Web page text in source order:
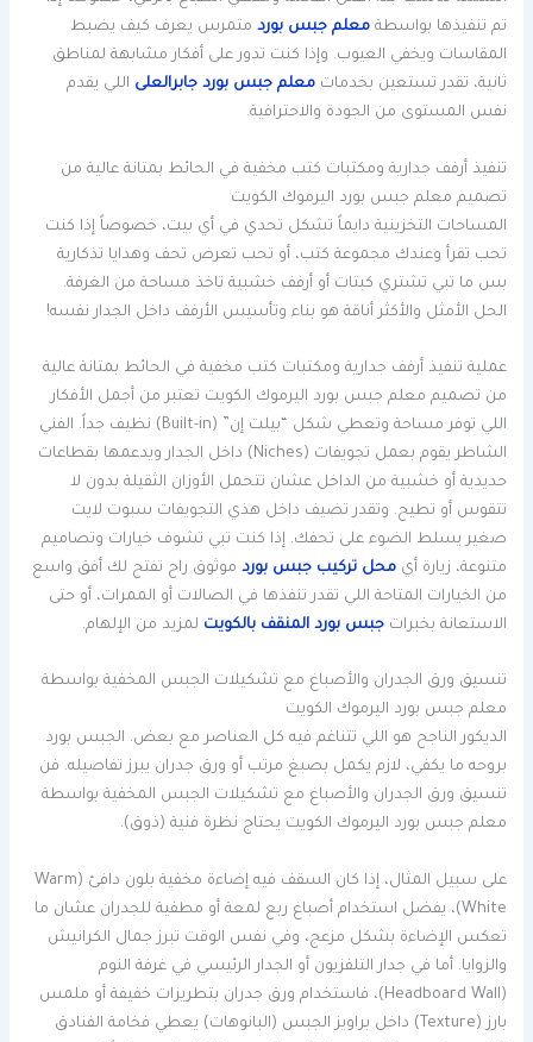
تم تنفيذها بواسطةمعلم جبس بورد متمرس يعرف كيف يضبط
المقاسات ويخفي العيوب. وإذا كنت تدور على أفكار مشابهة لمناطق
ثانية، تقدر تستعين بخدماتمعلم جبس بورد جابرالعلى اللي يقدم
نفس المستوى من الجودة والاحترافية.
تنفيذ أرفف جدارية ومكتبات كتب مخفية في الحائط بمتانة عالية من
تصميم معلم جبس بورد اليرموك الكويت
المساحات التخزينية دايماً تشكل تحدي في أي بيت، خصوصاً إذا كنت
تحب تقرأ وعندك مجموعة كتب، أو تحب تعرض تحف وهدايا تذكارية
بس ما تبي تشتري كبتات أو أرفف خشبية تاخذ مساحة من الغرفة.
الحل الأمثل والأكثر أناقة هو بناء وتأسيس الأرفف داخل الجدار نفسه!
عملية تنفيذ أرفف جدارية ومكتبات كتب مخفية في الحائط بمتانة عالية
من تصميم معلم جبس بورد اليرموك الكويت تعتبر من أجمل الأفكار
اللي توفر مساحة وتعطي شكل “بيلت إن” (Built-in) نظيف جداً. الفني
الشاطر يقوم بعمل تجويفات (Niches) داخل الجدار ويدعمها بقطاعات
حديدية أو خشبية من الداخل عشان تتحمل الأوزان الثقيلة بدون لا
تتقوس أو تطيح. وتقدر تضيف داخل هذي التجويفات سبوت لايت
صغير يسلط الضوء على تحفك. إذا كنت تبي تشوف خيارات وتصاميم
متنوعة، زيارة أيمحل تركيب جبس بورد موثوق راح تفتح لك أفق واسع
من الخيارات المتاحة اللي تقدر تنفذها في الصالات أو الممرات، أو حتى
الاستعانة بخبراتجبس بورد المنقف بالكويت لمزيد من الإلهام.
تنسيق ورق الجدران والأصباغ مع تشكيلات الجبس المخفية بواسطة
معلم جبس بورد اليرموك الكويت
الديكور الناجح هو اللي تتناغم فيه كل العناصر مع بعض. الجبس بورد
بروحه ما يكفي، لازم يكمل بصبغ مرتب أو ورق جدران يبرز تفاصيله. فن
تنسيق ورق الجدران والأصباغ مع تشكيلات الجبس المخفية بواسطة
معلم جبس بورد اليرموك الكويت يحتاج نظرة فنية (ذوق).
على سبيل المثال، إذا كان السقف فيه إضاءة مخفية بلون دافئ (Warm
White)، يفضل استخدام أصباغ ربع لمعة أو مطفية للجدران عشان ما
تعكس الإضاءة بشكل مزعج، وفي نفس الوقت تبرز جمال الكرانيش
والزوايا. أما في جدار التلفزيون أو الجدار الرئيسي في غرفة النوم
(Headboard Wall)، فاستخدام ورق جدران بتطريزات خفيفة أو ملمس
بارز (Texture) داخل براويز الجبس (البانوهات) يعطي فخامة الفنادق